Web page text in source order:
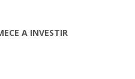
A INVESTIR